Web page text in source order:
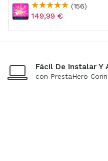
Recompensa)
(156)
149,99 €
Fácil De Instalar Y
con PrestaHero